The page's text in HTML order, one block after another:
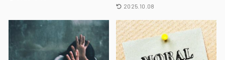
2025.10.08